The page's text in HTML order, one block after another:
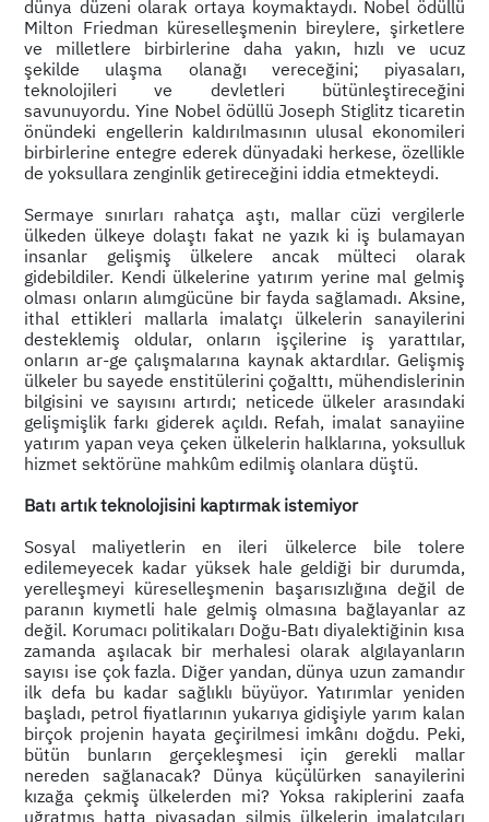
dünya düzeni olarak ortaya koymaktaydı. Nobel ödüllü
Milton Friedman küreselleşmenin bireylere, şirketlere
ve milletlere birbirlerine daha yakın, hızlı ve ucuz
şekilde ulaşma olanağı vereceğini; piyasaları,
teknolojileri ve devletleri bütünleştireceğini
savunuyordu. Yine Nobel ödüllü Joseph Stiglitz ticaretin
önündeki engellerin kaldırılmasının ulusal ekonomileri
birbirlerine entegre ederek dünyadaki herkese, özellikle
de yoksullara zenginlik getireceğini iddia etmekteydi.
Sermaye sınırları rahatça aştı, mallar cüzi vergilerle
ülkeden ülkeye dolaştı fakat ne yazık ki iş bulamayan
insanlar gelişmiş ülkelere ancak mülteci olarak
gidebildiler. Kendi ülkelerine yatırım yerine mal gelmiş
olması onların alımgücüne bir fayda sağlamadı. Aksine,
ithal ettikleri mallarla imalatçı ülkelerin sanayilerini
desteklemiş oldular, onların işçilerine iş yarattılar,
onların ar-ge çalışmalarına kaynak aktardılar. Gelişmiş
ülkeler bu sayede enstitülerini çoğalttı, mühendislerinin
bilgisini ve sayısını artırdı; neticede ülkeler arasındaki
gelişmişlik farkı giderek açıldı. Refah, imalat sanayiine
yatırım yapan veya çeken ülkelerin halklarına, yoksulluk
hizmet sektörüne mahkûm edilmiş olanlara düştü.
Batı artık teknolojisini kaptırmak istemiyor
Sosyal maliyetlerin en ileri ülkelerce bile tolere
edilemeyecek kadar yüksek hale geldiği bir durumda,
yerelleşmeyi küreselleşmenin başarısızlığına değil de
paranın kıymetli hale gelmiş olmasına bağlayanlar az
değil. Korumacı politikaları Doğu-Batı diyalektiğinin kısa
zamanda aşılacak bir merhalesi olarak algılayanların
sayısı ise çok fazla. Diğer yandan, dünya uzun zamandır
ilk defa bu kadar sağlıklı büyüyor. Yatırımlar yeniden
başladı, petrol fiyatlarının yukarıya gidişiyle yarım kalan
birçok projenin hayata geçirilmesi imkânı doğdu. Peki,
bütün bunların gerçekleşmesi için gerekli mallar
nereden sağlanacak? Dünya küçülürken sanayilerini
kızağa çekmiş ülkelerden mi? Yoksa rakiplerini zaafa
uğratmış hatta piyasadan silmiş ülkelerin imalatçıları